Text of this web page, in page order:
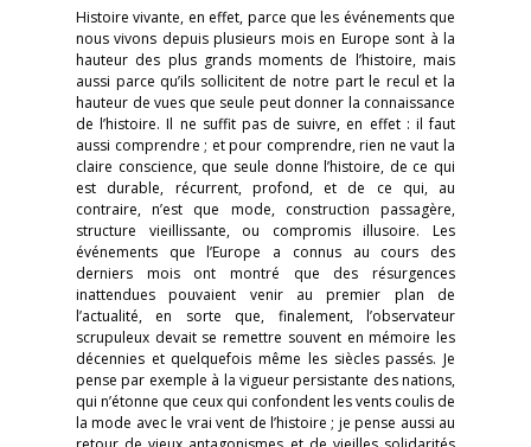
Histoire vivante, en effet, parce que les événements que
nous vivons depuis plusieurs mois en Europe sont à la
hauteur des plus grands moments de l’histoire, mais
aussi parce qu’ils sollicitent de notre part le recul et la
hauteur de vues que seule peut donner la connaissance
de l’histoire. Il ne suffit pas de suivre, en effet : il faut
aussi comprendre ; et pour comprendre, rien ne vaut la
claire conscience, que seule donne l’histoire, de ce qui
est durable, récurrent, profond, et de ce qui, au
contraire, n’est que mode, construction passagère,
structure vieillissante, ou compromis illusoire. Les
événements que l’Europe a connus au cours des
derniers mois ont montré que des résurgences
inattendues pouvaient venir au premier plan de
l’actualité, en sorte que, finalement, l’observateur
scrupuleux devait se remettre souvent en mémoire les
décennies et quelquefois même les siècles passés. Je
pense par exemple à la vigueur persistante des nations,
qui n’étonne que ceux qui confondent les vents coulis de
la mode avec le vrai vent de l’histoire ; je pense aussi au